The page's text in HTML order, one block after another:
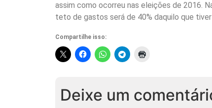
assim como ocorreu nas eleições de 2016.
teto de gastos será de 40% daquilo que
Compartilhe isso:
Deixe um